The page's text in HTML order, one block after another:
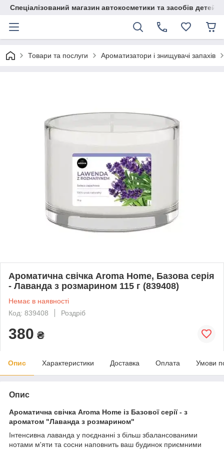
Спеціалізований магазин автокосметики та засобів
Товари та послуги Ароматизатори і знищувачі запахів
Ароматична свічка Aroma Home, Базова серія
- Лаванда з розмарином 115 г (839408)
Немає в наявності
Код: 839408
Роздріб
380 ₴
Опис Характеристики Доставка Оплата Умови
Опис
Ароматична свічка Aroma Home із Базової серії - з
ароматом "Лаванда з розмарином"
Інтенсивна лаванда у поєднанні з більш збалансованими
нотами м'яти та сосни наповнить ваш будинок приємними